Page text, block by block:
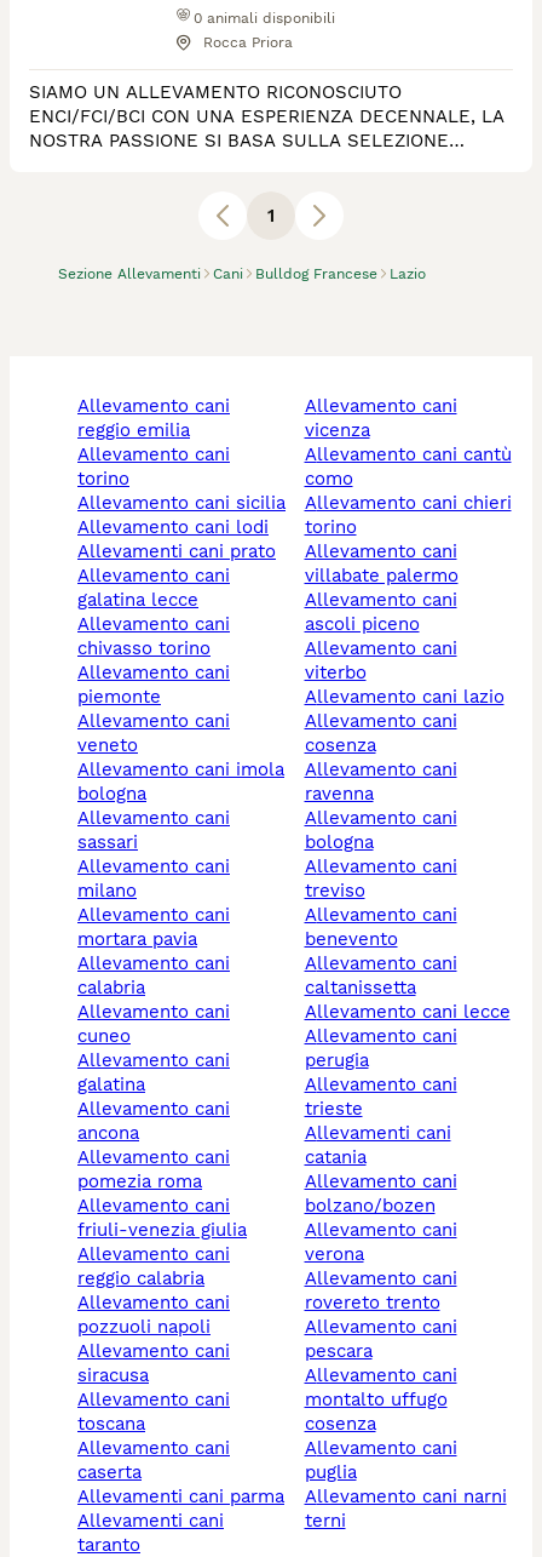
Sezione Allevamenti Cani Bulldog Francese Lazio
0 animali disponibili
Rocca Priora
SIAMO UN ALLEVAMENTO RICONOSCIUTO
ENCI/FCI/BCI CON UNA ESPERIENZA DECENNALE, LA
NOSTRA PASSIONE SI BASA SULLA SELEZIONE
LE PATOLOGIE DELLA RAZZA.
1
allevamento cani
reggio emilia
allevamento cani
torino
allevamento cani sicilia
allevamento cani lodi
allevamenti cani prato
allevamento cani
galatina lecce
allevamento cani
chivasso torino
allevamento cani
piemonte
allevamento cani
veneto
allevamento cani imola
bologna
allevamento cani
sassari
allevamento cani
milano
allevamento cani
mortara pavia
allevamento cani
calabria
allevamento cani
cuneo
allevamento cani
galatina
allevamento cani
ancona
allevamento cani
pomezia roma
allevamento cani
friuli-venezia giulia
allevamento cani
reggio calabria
allevamento cani
pozzuoli napoli
allevamento cani
siracusa
allevamento cani
toscana
allevamento cani
caserta
allevamenti cani parma
allevamenti cani
taranto
allevamento cani
vicenza
allevamento cani cantù
como
allevamento cani chieri
torino
allevamento cani
villabate palermo
allevamento cani
ascoli piceno
allevamento cani
viterbo
allevamento cani lazio
allevamento cani
cosenza
allevamento cani
ravenna
allevamento cani
bologna
allevamento cani
treviso
allevamento cani
benevento
allevamento cani
caltanissetta
allevamento cani lecce
allevamento cani
perugia
allevamento cani
trieste
allevamenti cani
catania
allevamento cani
bolzano/bozen
allevamento cani
verona
allevamento cani
rovereto trento
allevamento cani
pescara
allevamento cani
montalto uffugo
cosenza
allevamento cani
puglia
allevamento cani narni
terni